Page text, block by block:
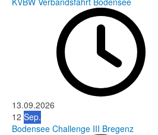
13.09.2026
12 Sep.
Bodensee Challenge III Bregenz